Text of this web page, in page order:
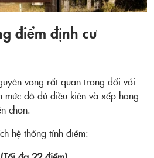
điểm định cư
vọng rất quan trọng đối với
mức độ đủ điều kiện và xếp hạng
chọn.
hệ thống tính điểm: